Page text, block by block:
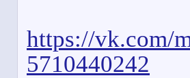
https://vk.com/
5710440242